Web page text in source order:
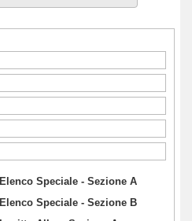
Elenco Speciale - Sezione A
Elenco Speciale - Sezione B